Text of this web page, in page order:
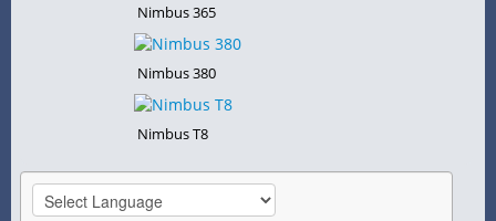
Nimbus 365
Nimbus 380
Nimbus T8